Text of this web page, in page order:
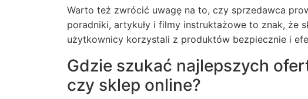
Warto też zwrócić uwagę na to, czy sprzedawca
poradniki, artykuły i filmy instruktażowe to znak, że
użytkownicy korzystali z produktów bezpiecznie i
Gdzie szukać najlepszych
czy sklep online?